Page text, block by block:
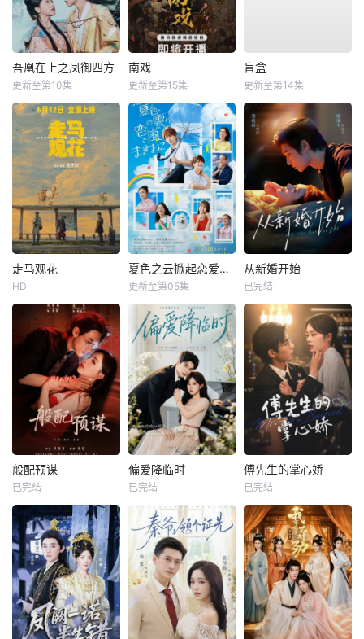
吾凰在上之凤御四方
更新至第10集
南戏
更新至第15集
盲盒
更新至第14集
走马观花
HD
夏色之云掀起恋爱与风暴
更新至第05集
从新婚开始
已完结
般配预谋
已完结
偏爱降临时
已完结
傅先生的掌心娇
已完结